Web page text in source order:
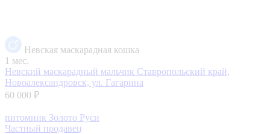
Невская маскарадная кошка
1 мес.
Невский маскарадный мальчик Ставропольский край,
Новоалександровск, ул. Гагарина
60 000 ₽
питомник Золото Руси
Частный продавец